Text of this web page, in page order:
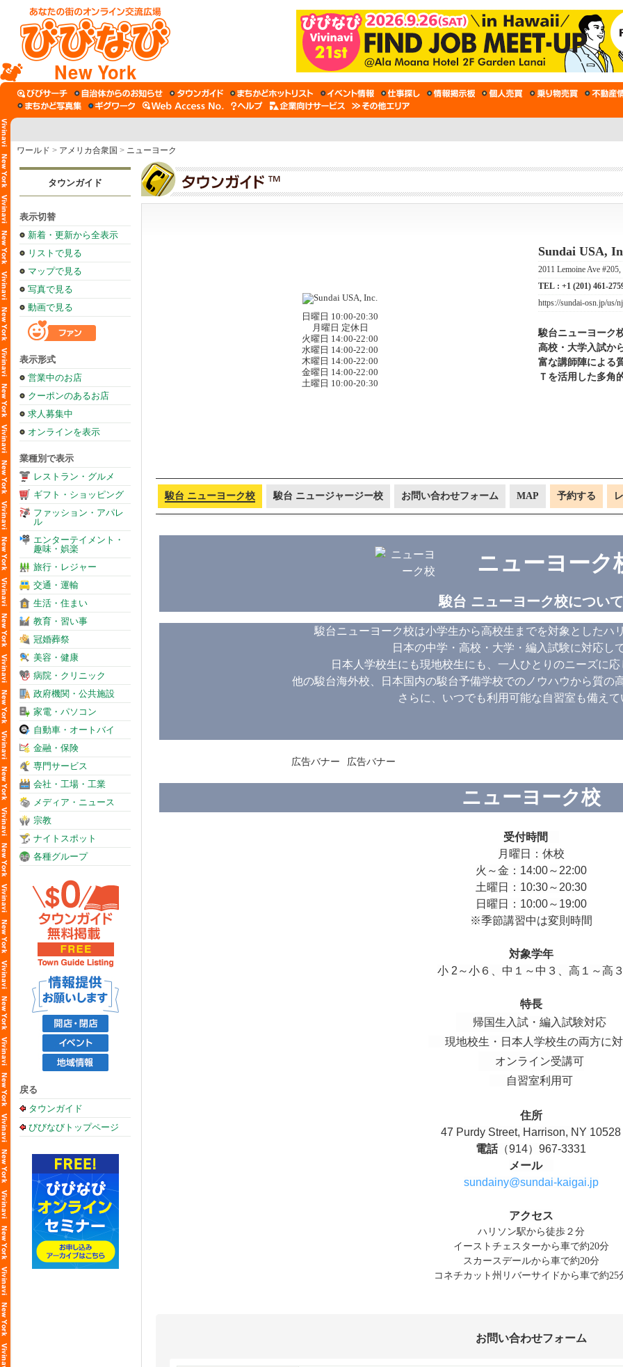
New York
ワールド > アメリカ合衆国 > ニューヨーク
タウンガイド
表示切替
新着・更新から全表示
リストで見る
マップで見る
写真で見る
動画で見る
表示形式
営業中のお店
クーポンのあるお店
求人募集中
オンラインを表示
業種別で表示
レストラン・グルメ
ギフト・ショッピング
ファッション・アパレ
ル
エンターテイメント・
趣味・娯楽
旅行・レジャー
交通・運輸
生活・住まい
教育・習い事
冠婚葬祭
美容・健康
病院・クリニック
政府機関・公共施設
家電・パソコン
自動車・オートバイ
金融・保険
専門サービス
会社・工場・工業
メディア・ニュース
宗教
ナイトスポット
各種グループ
戻る
タウンガイド
びびなびトップページ
日曜日 10:00-20:30
月曜日 定休日
火曜日 14:00-22:00
水曜日 14:00-22:00
木曜日 14:00-22:00
金曜日 14:00-22:00
土曜日 10:00-20:30
Sundai USA,
2011 Lemoine Ave
TEL : +1 (201) 461-
https://sundai-osn.jp/us/nj
駿台ニューヨーク
高校・大学入試か
富な講師陣による
Ｔを活用した多角
駿台 ニューヨーク校 駿台 ニュージャージー校 お問い合わせフォーム MAP 予約する
ニューヨーク
駿台 ニューヨーク校について
駿台ニューヨーク校は小学生から高校生までを対象としたハ
日本の中学・高校・大学・編入試験に対応し
日本人学校生にも現地校生にも、一人ひとりのニーズに
他の駿台海外校、日本国内の駿台予備学校でのノウハウから質の
さらに、いつでも利用可能な自習室も備えて
ニューヨーク校
受付時間
月曜日：休校
火～金：14:00～22:00
土曜日：10:30～20:30
日曜日：10:00～19:00
※季節講習中は変則時間
対象学年
小 2～小６、中１～中３、高１～高
特長
帰国生入試・ 編入試験対応
現地校生 ・日本人学校生の両方に
オンライン受講可
自習室利用可
住所
47 Purdy Street, Harrison, NY 10528
電話 （914）967-3331
メール
sundainy@sundai-kaigai.jp
アクセス
ハリソン駅から徒歩２分
イーストチェスターから車で約20分
スカースデールから車で約20分
コネチカット州リバーサイドから車で約25
お問い合わせフォーム